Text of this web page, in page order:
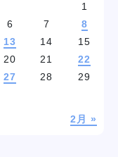
2月 »
1
6 7
8
13 14
15
20 21
22
27 28
29